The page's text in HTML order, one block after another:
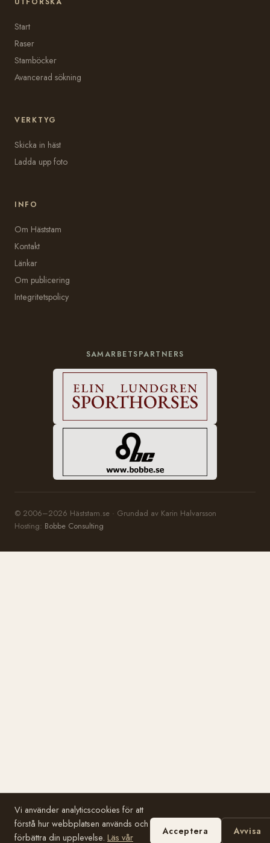
Start
Raser
Stamböcker
Avancerad sökning
VERKTYG
Skicka in häst
Ladda upp foto
INFO
Om Häststam
Kontakt
Länkar
Om publicering
Integritetspolicy
SAMARBETSPARTNERS
© 2006–2026 Häststam.se · Grundad av Karin Halvarsson
Hosting: Bobbe Consulting
Vi använder analyticscookies för att
förstå hur webbplatsen används och
förbättra din upplevelse. Läs vår
Acceptera Avvisa